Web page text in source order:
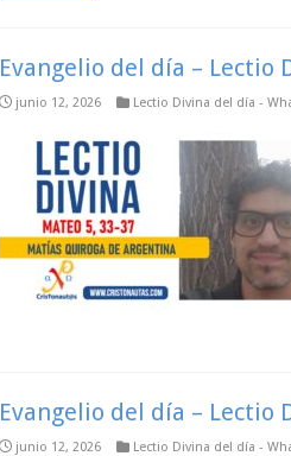
Evangelio del día – Lectio
junio 12, 2026 Lectio Divina del día -
Evangelio del día – Lectio
junio 12, 2026 Lectio Divina del día -